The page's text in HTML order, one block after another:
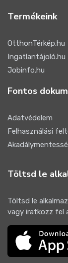
Termékeink
OtthonTérkép.hu
Ingatlantájoló.hu
Jobinfo.hu
Fontos
Adatvédelem
Felhasználási
Töltsd le
Töltsd le
vagy iratkozz fel